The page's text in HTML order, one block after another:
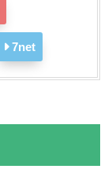
7net